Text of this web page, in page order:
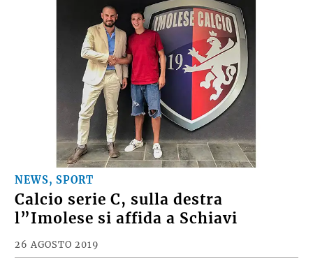
NEWS, SPORT
Calcio serie C, sulla destra
l”Imolese si affida a Schiavi
26 AGOSTO 2019